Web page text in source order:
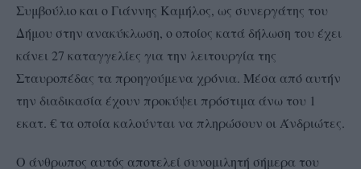
Συμβούλιο και ο Γιάννης Καμήλος, ως συνεργάτης του
Δήμου στην ανακύκλωση, ο οποίος κατά δήλωση του έχει
κάνει 27 καταγγελίες για την λειτουργία της
Σταυροπέδας τα προηγούμενα χρόνια. Μέσα από αυτήν
την διαδικασία έχουν προκύψει πρόστιμα άνω του 1
εκατ. € τα οποία καλούνται να πληρώσουν οι Άνδριώτες.
Ο άνθρωπος αυτός αποτελεί συνομιλητή σήμερα του